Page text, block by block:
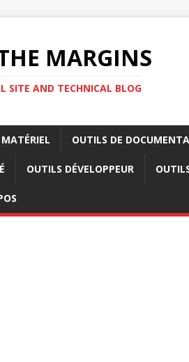
MARGINS
SITE AND TECHNICAL BLOG
MATÉRIEL OUTILS DE
OUTILS DÉVELOPPEUR